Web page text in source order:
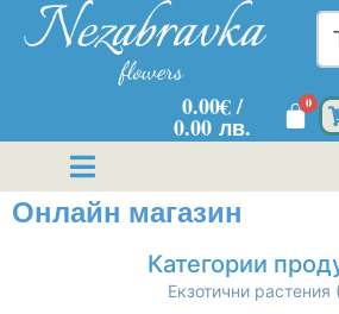
0.00€/
0.00 лв.
0
Онлайн магазин
Категории
Екзотични растения